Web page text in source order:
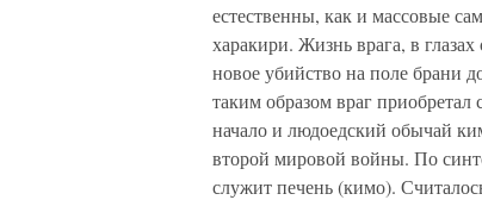
естественны, как и массовые
харакири. Жизнь врага, в
новое убийство на поле брани
таким образом враг приобретал
начало и людоедский обычай
второй мировой войны. По
служит печень (кимо).